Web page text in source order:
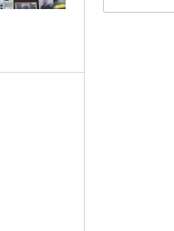
untuk: